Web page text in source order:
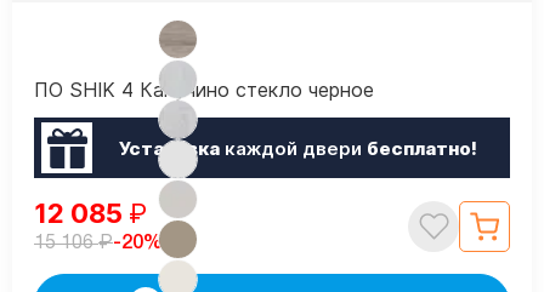
ПО SHIK 4 Капучино стекло черное
Установкакаждой двери бесплатно!
12 085 ₽
15 106₽-20%